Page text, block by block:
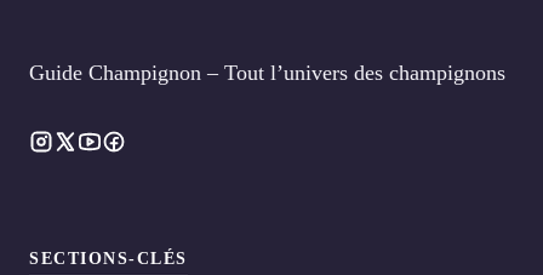
Guide Champignon – Tout l’univers des champignons
SECTIONS-CLÉS